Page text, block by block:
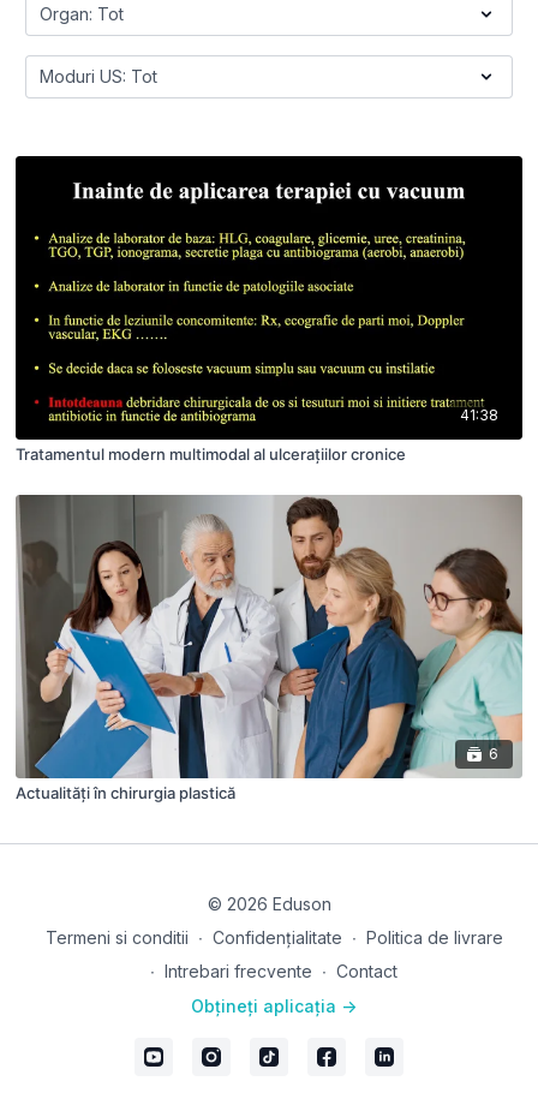
41:38
Tratamentul modern multimodal al ulcerațiilor cronice
6
Actualități în chirurgia plastică
© 2026 Eduson
Termeni si conditii ∙ Confidențialitate ∙ Politica de livrare
∙ Intrebari frecvente ∙ Contact
Obțineți aplicația ->